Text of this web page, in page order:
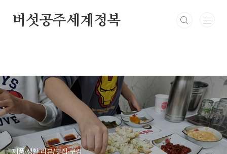
버섯공주세계정복
제품·생활 리뷰/맛집·쿠킹